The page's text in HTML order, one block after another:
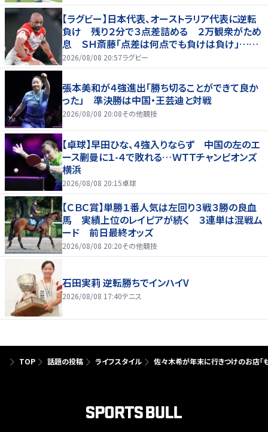
【ラグビー】日本代表、オーストラリア代表に逆転
負け 残り２分で３点差詰める ２万観衆がため
息 ＳＨ斎藤「点差は何点でも負けは負け」…前
半にＳＯ伊藤龍が先制トライ、３２ー３５で惜敗
2026/08/08 20:57ラグビー
張本美和が４強進出「勝ち切ることができて良か
った」 準決勝は中国・王芸迪と対戦
2026/08/08 20:08その他競技
【卓球】早田ひな、４強入りならず 中国の左のエ
ース蒯曼に１-４で敗れる…ＷＴＴチャンピオンズ
横浜
2026/08/08 20:15卓球
【ＣＢＣ賞】単勝１番人気は左回り３戦３勝の良血
馬 実績上位のレイピアが続く ３連単は混戦ム
ード 前日最終オッズ
2026/08/08 20:20その他競技
石田実莉 逆転勝ちでインハイV
2026/08/08 17:40テニス
TOP 話題の投稿 ライフスタイル 佐々木希が年末に行きつけのお店「